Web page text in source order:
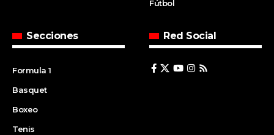
Fútbol
Secciones
Formula 1
Basquet
Boxeo
Tenis
Red Social